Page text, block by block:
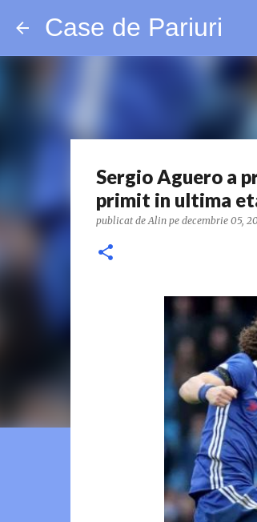
Case de Pariuri
Sergio Aguero a
primit in ultima
publicat deAlin pe decembrie 05,